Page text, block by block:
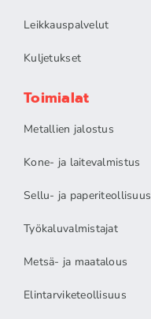
Leikkauspalvelut
Kuljetukset
Toimialat
Metallien jalostus
Kone- ja laitevalmistus
Sellu- ja paperiteollisuus
Työkaluvalmistajat
Metsä- ja maatalous
Elintarviketeollisuus